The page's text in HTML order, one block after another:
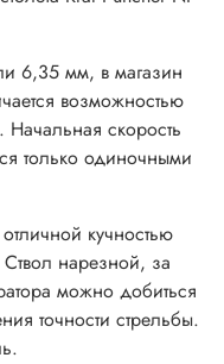
6,35 мм, в магазин
возможностью
Начальная скорость
только одиночными
кучностью
нарезной, за
можно добиться
точности стрельбы.